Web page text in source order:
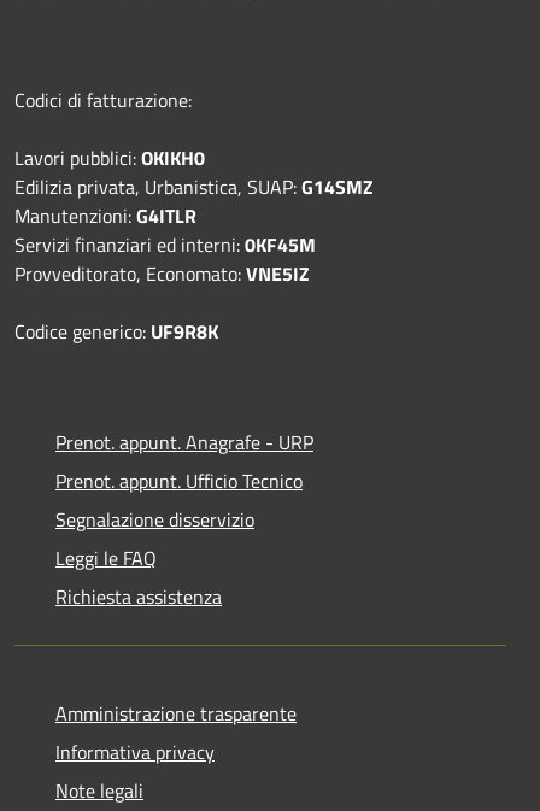
Codici di fatturazione:
Lavori pubblici:OKIKH0
Edilizia privata, Urbanistica, SUAP:G14SMZ
Manutenzioni:G4ITLR
Servizi finanziari ed interni:0KF45M
Provveditorato, Economato:VNE5IZ
Codice generico: UF9R8K
Prenot. appunt. Anagrafe - URP
Prenot. appunt. Ufficio Tecnico
Segnalazione disservizio
Leggi le FAQ
Richiesta assistenza
Amministrazione trasparente
Informativa privacy
Note legali